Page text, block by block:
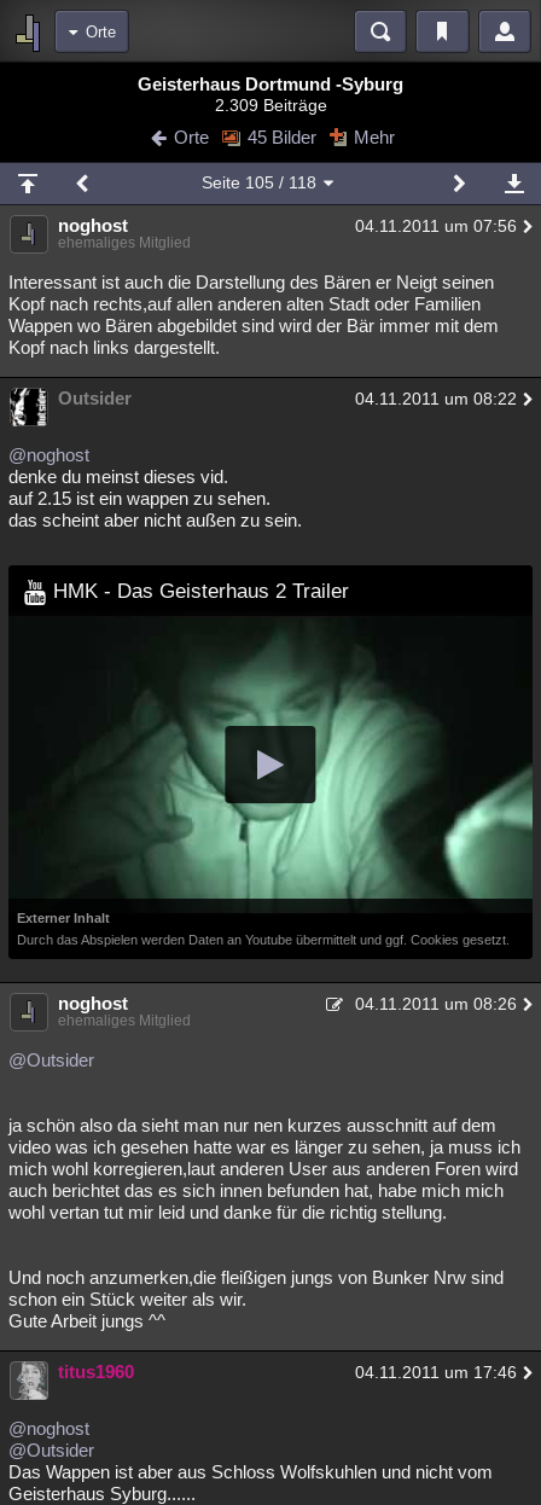
Orte
Blogs Videos
Chat Wiki Neuigkeiten
meine Rubriken
Menschen Mystery Kriminalfälle
Spiritualität Verschwörungen Technologie Ufologie
Natur Umfragen Unterhaltung
weitere Rubriken
Philosophie Literatur
Astronomie
Musik Clash Verbesserungen
Übersichten
Besucht Teilgenommen Alle Neue Geschlossen
Geisterhaus Dortmund -Syburg
2.309 Beiträge
Orte 45 Bilder Mehr
Seite 105 / 118
noghost 04.11.2011 um 07:56
ehemaliges Mitglied
Interessant ist auch die Darstellung des Bären er Neigt seinen
Kopf nach rechts,auf allen anderen alten Stadt oder Familien
Wappen wo Bären abgebildet sind wird der Bär immer mit dem
Kopf nach links dargestellt.
Outsider 04.11.2011 um 08:22
@noghost
denke du meinst dieses vid.
auf 2.15 ist ein wappen zu sehen.
das scheint aber nicht außen zu sein.
HMK - Das Geisterhaus 2 Trailer
Externer Inhalt
Durch das Abspielen werden Daten an Youtube übermittelt und ggf. Cookies gesetzt.
noghost 04.11.2011 um 08:26
ehemaliges Mitglied
@Outsider
ja schön also da sieht man nur nen kurzes ausschnitt auf dem
video was ich gesehen hatte war es länger zu sehen, ja muss ich
mich wohl korregieren,laut anderen User aus anderen Foren wird
auch berichtet das es sich innen befunden hat, habe mich mich
wohl vertan tut mir leid und danke für die richtig stellung.
Und noch anzumerken,die fleißigen jungs von Bunker Nrw sind
schon ein Stück weiter als wir.
Gute Arbeit jungs ^^
titus1960 04.11.2011 um 17:46
@noghost
@Outsider
Das Wappen ist aber aus Schloss Wolfskuhlen und nicht vom
Geisterhaus Syburg......